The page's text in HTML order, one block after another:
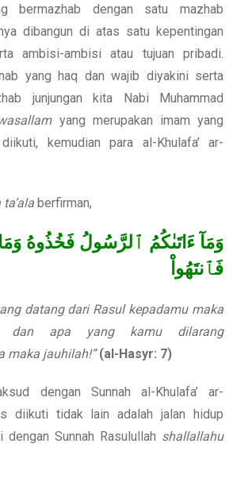
bermazhab dengan satu mazhab
dibangun di atas satu kepentingan
ambisi-ambisi atau tujuan pribadi.
yang haq dan wajib diyakini serta
junjungan kita Nabi Muhammad
yang merupakan imam yang
kemudian para al-Khulafa’ ar-
berfirman,
وَمَآ ءَاتَىٰكُمُ ٱلرَّسُولُ فَخُذُوهُ
فَٱنتَهُواْ
datang dari Rasul kepadamu maka
dan apa yang kamu dilarang
maka jauhilah!”(al-Hasyr: 7)
dengan Sunnah al-Khulafa’ ar-
diikuti tidak lain adalah jalan hidup
Sunnah Rasulullah shallallahu